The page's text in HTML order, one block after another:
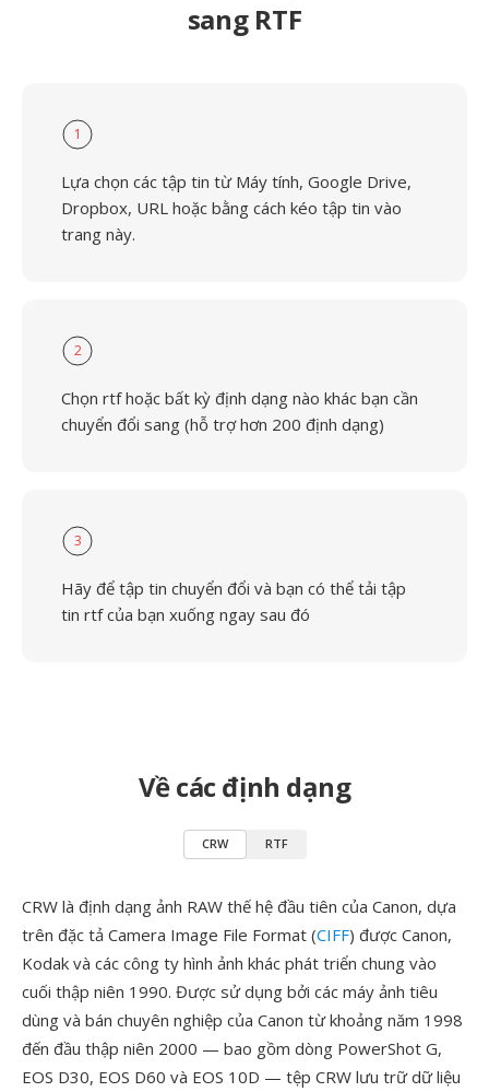
sang RTF
1
Lựa chọn các tập tin từ Máy tính, Google Drive,
Dropbox, URL hoặc bằng cách kéo tập tin vào
trang này.
2
Chọn rtf hoặc bất kỳ định dạng nào khác bạn cần
chuyển đổi sang (hỗ trợ hơn 200 định dạng)
3
Hãy để tập tin chuyển đổi và bạn có thể tải tập
tin rtf của bạn xuống ngay sau đó
Về các định dạng
CRW RTF
CRW là định dạng ảnh RAW thế hệ đầu tiên của Canon, dựa
trên đặc tả Camera Image File Format (CIFF) được Canon,
Kodak và các công ty hình ảnh khác phát triển chung vào
cuối thập niên 1990. Được sử dụng bởi các máy ảnh tiêu
dùng và bán chuyên nghiệp của Canon từ khoảng năm 1998
đến đầu thập niên 2000 — bao gồm dòng PowerShot G,
EOS D30, EOS D60 và EOS 10D — tệp CRW lưu trữ dữ liệu